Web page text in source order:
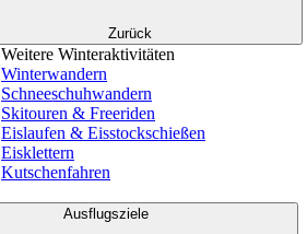
Zurück
Weitere Winteraktivitäten
Winterwandern
Schneeschuhwandern
Skitouren & Freeriden
Eislaufen & Eisstockschießen
Eisklettern
Kutschenfahren
Ausflugsziele